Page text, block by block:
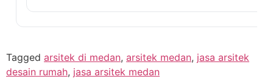
Tagged arsitek di medan, arsitek medan, jasa arsitek
desain rumah, jasa arsitek medan